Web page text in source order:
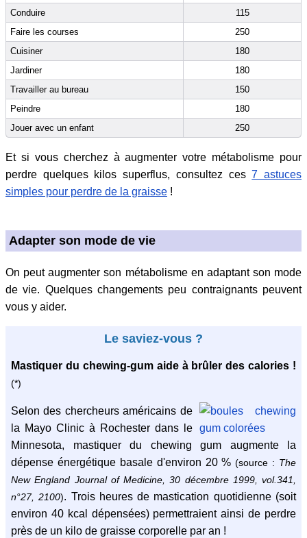
Conduire
115
Faire les courses
250
Cuisiner
180
Jardiner
180
Travailler au bureau
150
Peindre
180
Jouer avec un enfant
250
Et si vous cherchez à augmenter votre métabolisme pour
perdre quelques kilos superflus, consultez ces7 astuces
simples pour perdre de la graisse !
Adapter son mode de vie
On peut augmenter son métabolisme en adaptant son mode
de vie. Quelques changements peu contraignants peuvent
vous y aider.
Le saviez-vous ?
Mastiquer du chewing-gum aide à brûler des calories !
(*)
Selon des chercheurs américains de
la Mayo Clinic à Rochester dans le
Minnesota, mastiquer du chewing gum augmente la
dépense énergétique basale d'environ 20 %(source : The
New England Journal of Medicine, 30 décembre 1999, vol.341,
n°27, 2100). Trois heures de mastication quotidienne (soit
environ 40 kcal dépensées) permettraient ainsi de perdre
près de un kilo de graisse corporelle par an !